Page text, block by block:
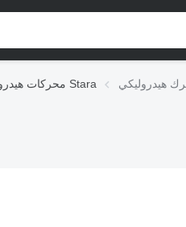
محركات هيدروليكية Stara